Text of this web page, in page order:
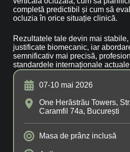
completă predictibil și cum să
ocluzia în orice situație clinică.
Rezultatele tale devin mai
justificate biomecanic, iar
semnificativ mai precisă,
standardele internaționale
07-10 mai 2026
One Herăstrău Towers,
Caramfil 74a, București
Masa de prânz inclusă